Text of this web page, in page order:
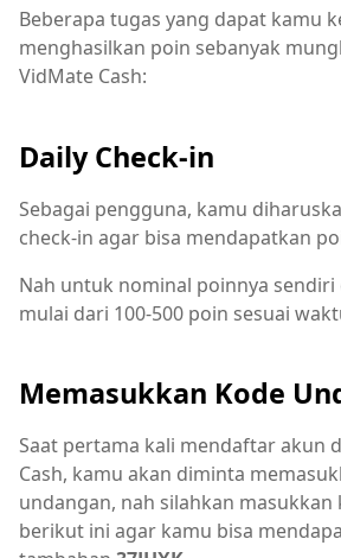
Beberapa tugas yang dapat kamu
menghasilkan poin sebanyak
VidMate Cash:
Daily Check-in
Sebagai pengguna, kamu
check-in agar bisa mendapatkan
Nah untuk nominal poinnya sendiri
mulai dari 100-500 poin sesuai
Memasukkan Kode
Saat pertama kali mendaftar akun
Cash, kamu akan diminta
undangan, nah silahkan masukkan
berikut ini agar kamu bisa